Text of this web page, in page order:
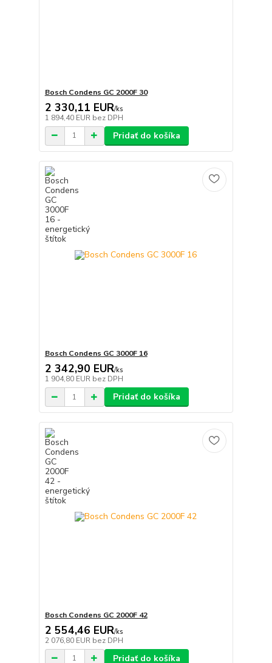
Bosch Condens GC 2000F 30
2 330,11 EUR/ks
1 894,40 EUR bez DPH
Pridať do košíka
Bosch Condens GC 3000F 16
2 342,90 EUR/ks
1 904,80 EUR bez DPH
Pridať do košíka
Bosch Condens GC 2000F 42
2 554,46 EUR/ks
2 076,80 EUR bez DPH
Pridať do košíka